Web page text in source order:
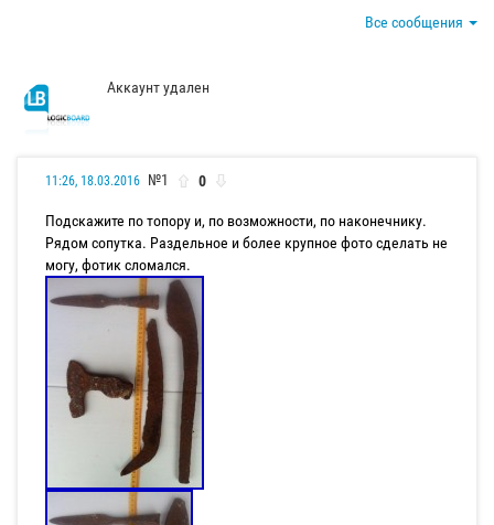
Все сообщения
Аккаунт удален
11:26, 18.03.2016 №1 0
Подскажите по топору и, по возможности, по наконечнику.
Рядом сопутка. Раздельное и более крупное фото сделать не
могу, фотик сломался.